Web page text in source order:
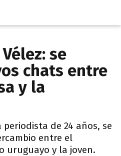
se
chats entre
y la
de 24 años, se
entre el
uruguayo y la joven.